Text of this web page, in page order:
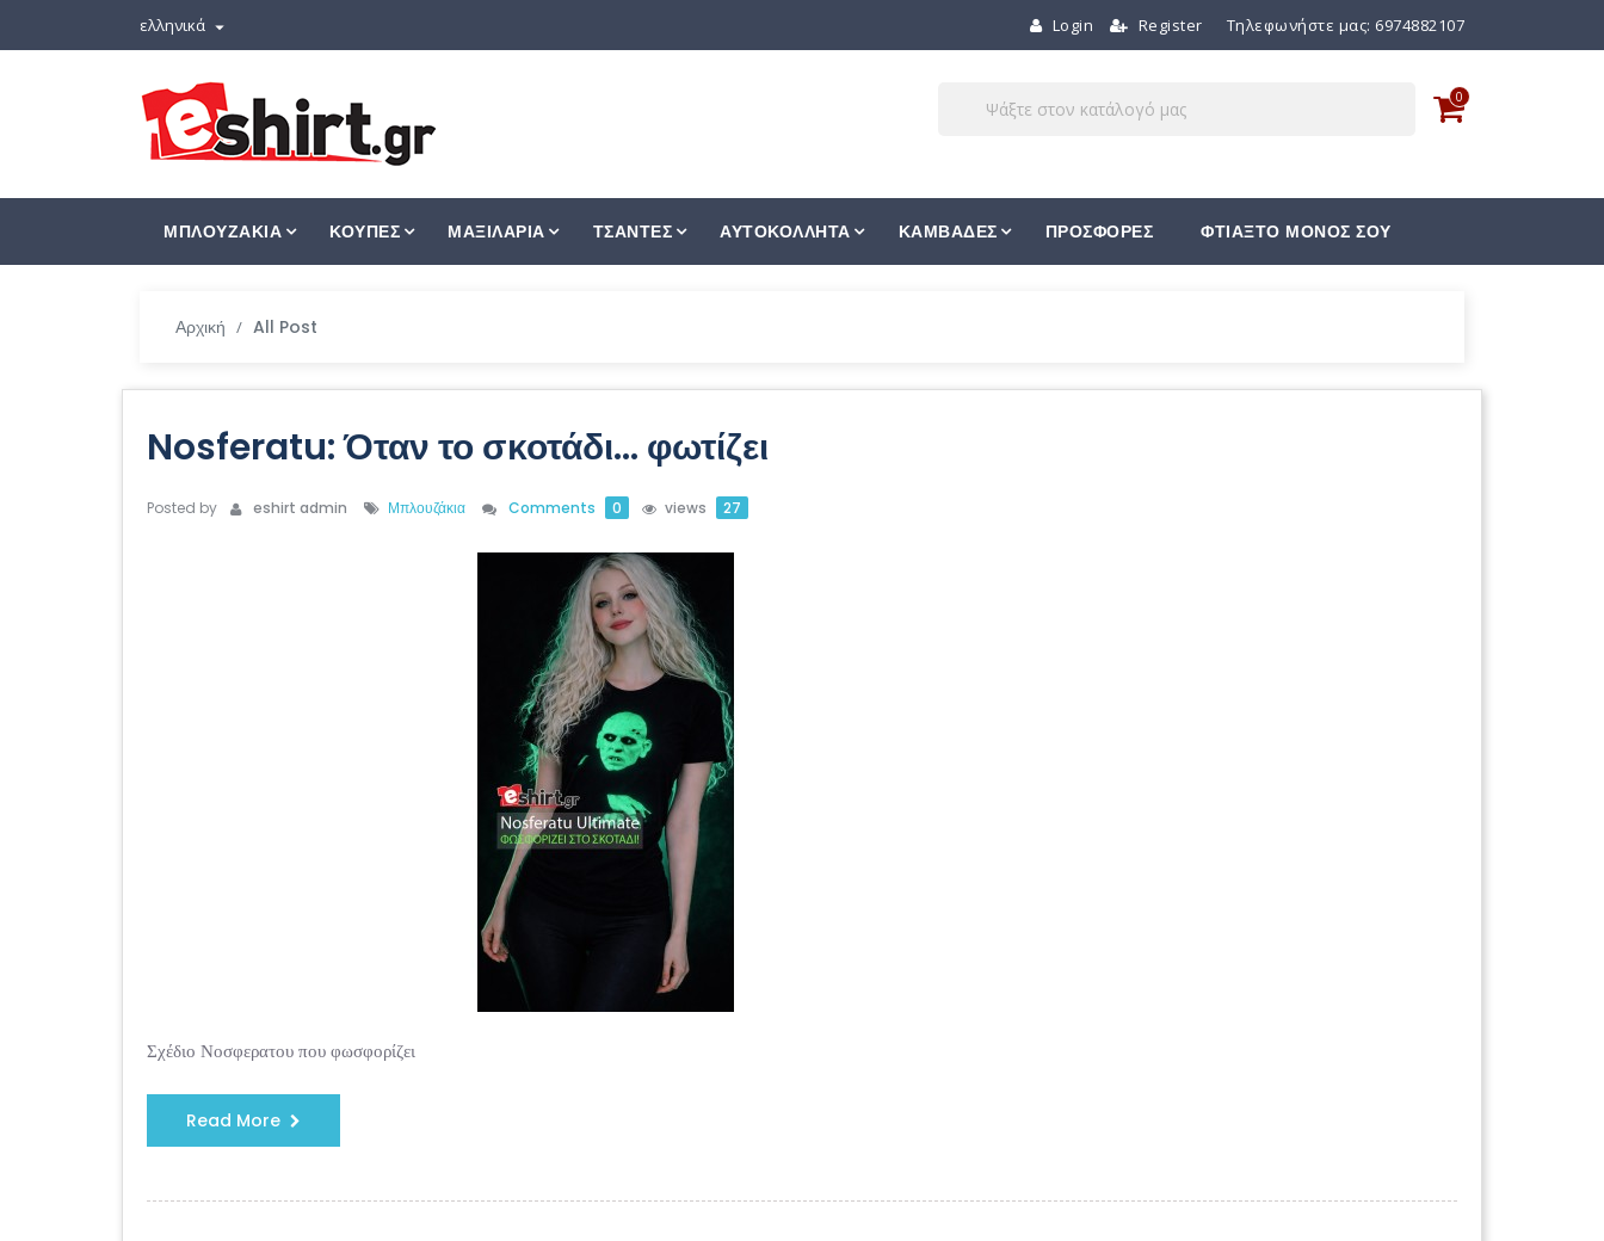
ελληνικά  Login Register Τηλεφωνήστε μας: 6974882107
0
ΜΠΛΟΥΖΑΚΙΑ ΚΟΥΠΕΣ ΜΑΞΙΛΑΡΙΑ ΤΣΑΝΤΕΣ ΑΥΤΟΚΟΛΛΗΤΑ ΚΑΜΒΑΔΕΣ ΠΡΟΣΦΟΡΕΣ ΦΤΙΑΞΤΟ ΜΟΝΟΣ ΣΟΥ
Αρχική All Post
Nosferatu: Όταν το σκοτάδι… φωτίζει
Posted by eshirt admin Μπλουζάκια Comments 0 views 27
Σχέδιο Νοσφερατου που φωσφορίζει
Read More